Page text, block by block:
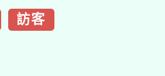
訪客